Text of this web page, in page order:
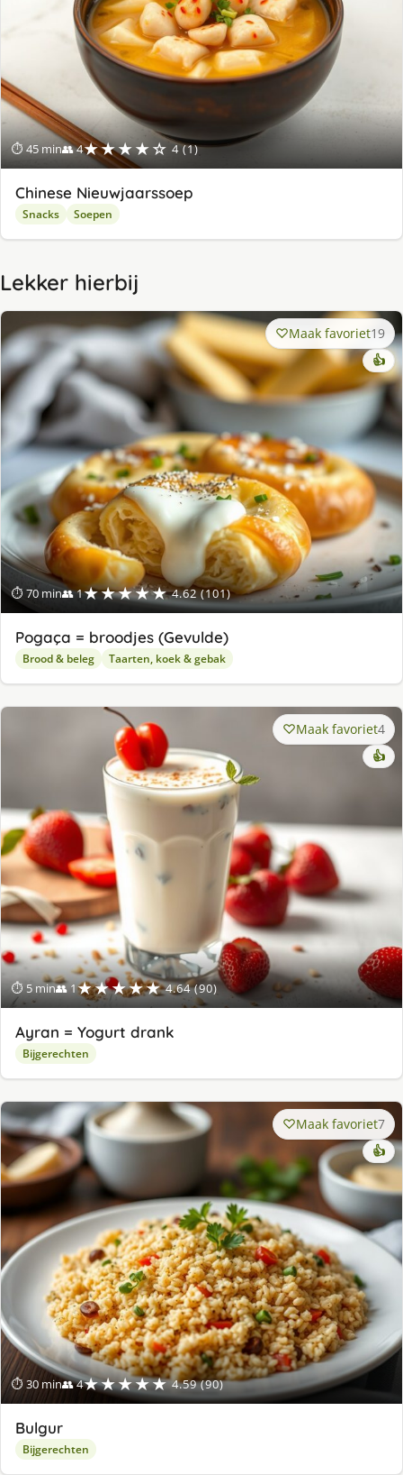
⏱ 45 min👥 4★★★★☆ 4 (1)
Chinese Nieuwjaarssoep
Snacks Soepen
Lekker hierbij
⏱ 70 min👥 1★★★★★ 4.62 (101)
Maak favoriet19
👍
Pogaça = broodjes (Gevulde)
Brood & beleg Taarten, koek & gebak
⏱ 5 min👥 1★★★★★ 4.64 (90)
Maak favoriet4
👍
Ayran = Yogurt drank
Bijgerechten
⏱ 30 min👥 4★★★★★ 4.59 (90)
Maak favoriet7
👍
Bulgur
Bijgerechten